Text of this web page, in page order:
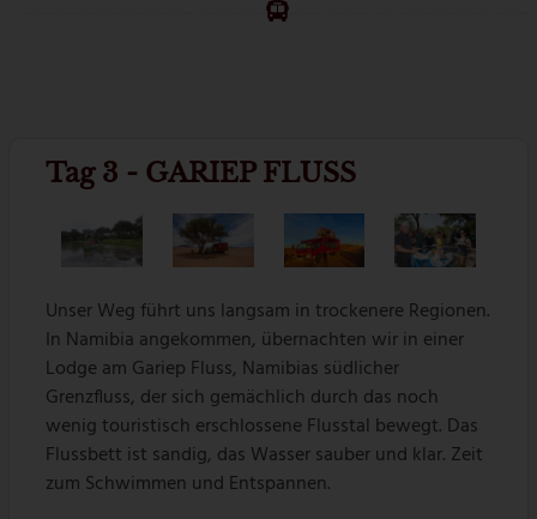
Tag 3 - GARIEP FLUSS
Unser Weg führt uns langsam in trockenere Regionen.
In Namibia angekommen, übernachten wir in einer
Lodge am Gariep Fluss, Namibias südlicher
Grenzfluss, der sich gemächlich durch das noch
wenig touristisch erschlossene Flusstal bewegt. Das
Flussbett ist sandig, das Wasser sauber und klar. Zeit
zum Schwimmen und Entspannen.